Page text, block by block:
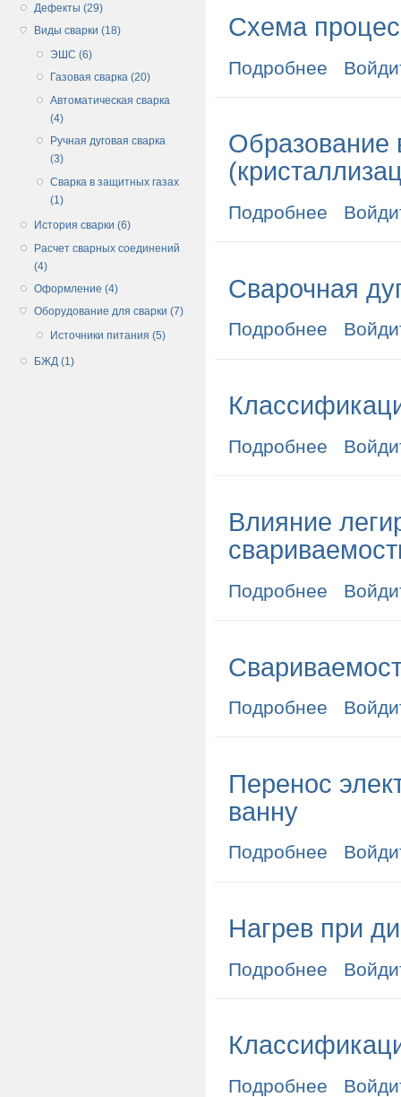
Дефекты (29)
Виды сварки (18)
ЭШС (6)
Газовая сварка (20)
Автоматическая сварка
(4)
Ручная дуговая сварка
(3)
Сварка в защитных газах
(1)
История сварки (6)
Расчет сварных соединений
(4)
Оформление (4)
Оборудование для сварки (7)
Источники питания (5)
БЖД (1)
Схема
Подробнее о Схема
Образование
Подробнее о
Сварочная
Подробнее о Сварочная
Подробнее о
Влияние
Подробнее о Влияние
Подробнее о
Перенос
ванну
Подробнее о Перенос
Нагрев при
Подробнее о Нагрев
Подробнее о